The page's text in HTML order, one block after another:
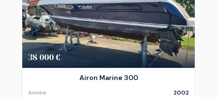
38 000 €
Airon Marine 300
Annee
2002